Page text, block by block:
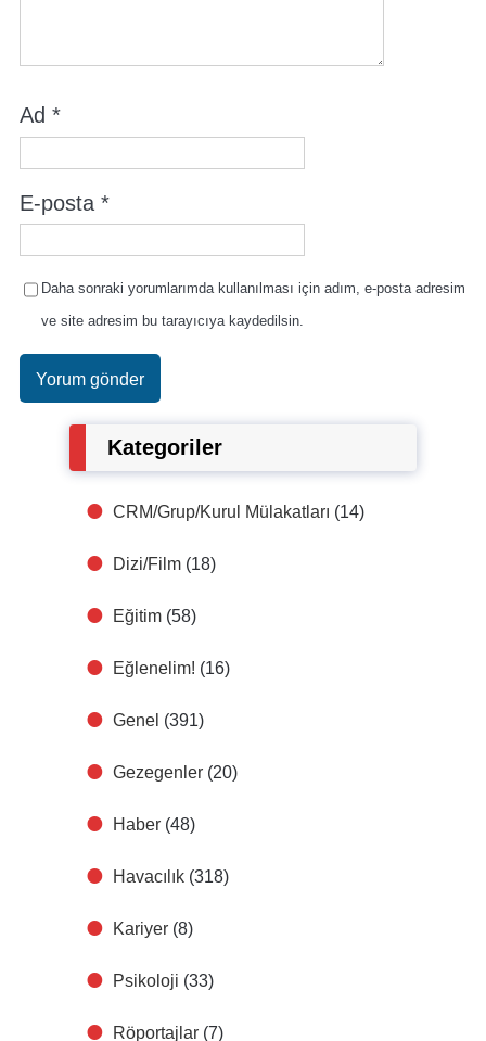
Ad *
E-posta *
Daha sonraki yorumlarımda kullanılması için adım, e-posta adresim
ve site adresim bu tarayıcıya kaydedilsin.
Kategoriler
CRM/Grup/Kurul Mülakatları (14)
Dizi/Film (18)
Eğitim (58)
Eğlenelim! (16)
Genel (391)
Gezegenler (20)
Haber (48)
Havacılık (318)
Kariyer (8)
Psikoloji (33)
Röportajlar (7)